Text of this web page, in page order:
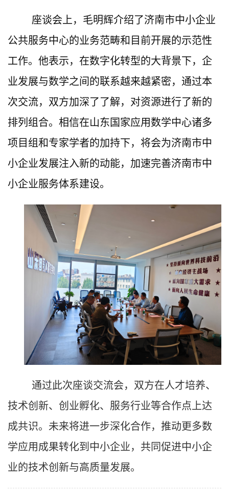
座谈会上，毛明辉介绍了济南市中小企业
公共服务中心的业务范畴和目前开展的示范性
工作。他表示，在数字化转型的大背景下，企
业发展与数学之间的联系越来越紧密，通过本
次交流，双方加深了了解，对资源进行了新的
排列组合。相信在山东国家应用数学中心诸多
项目组和专家学者的加持下，将会为济南市中
小企业发展注入新的动能，加速完善济南市中
小企业服务体系建设。
通过此次座谈交流会，双方在人才培养、
技术创新、创业孵化、服务行业等合作点上达
成共识。未来将进一步深化合作，推动更多数
学应用成果转化到中小企业，共同促进中小企
业的技术创新与高质量发展。